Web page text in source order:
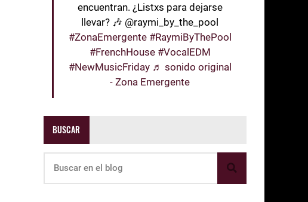
encuentran. ¿Listxs para dejarse
llevar? 🎶 @raymi_by_the_pool
#ZonaEmergente #RaymiByThePool
#FrenchHouse #VocalEDM
#NewMusicFriday ♬ sonido original
- Zona Emergente
BUSCAR